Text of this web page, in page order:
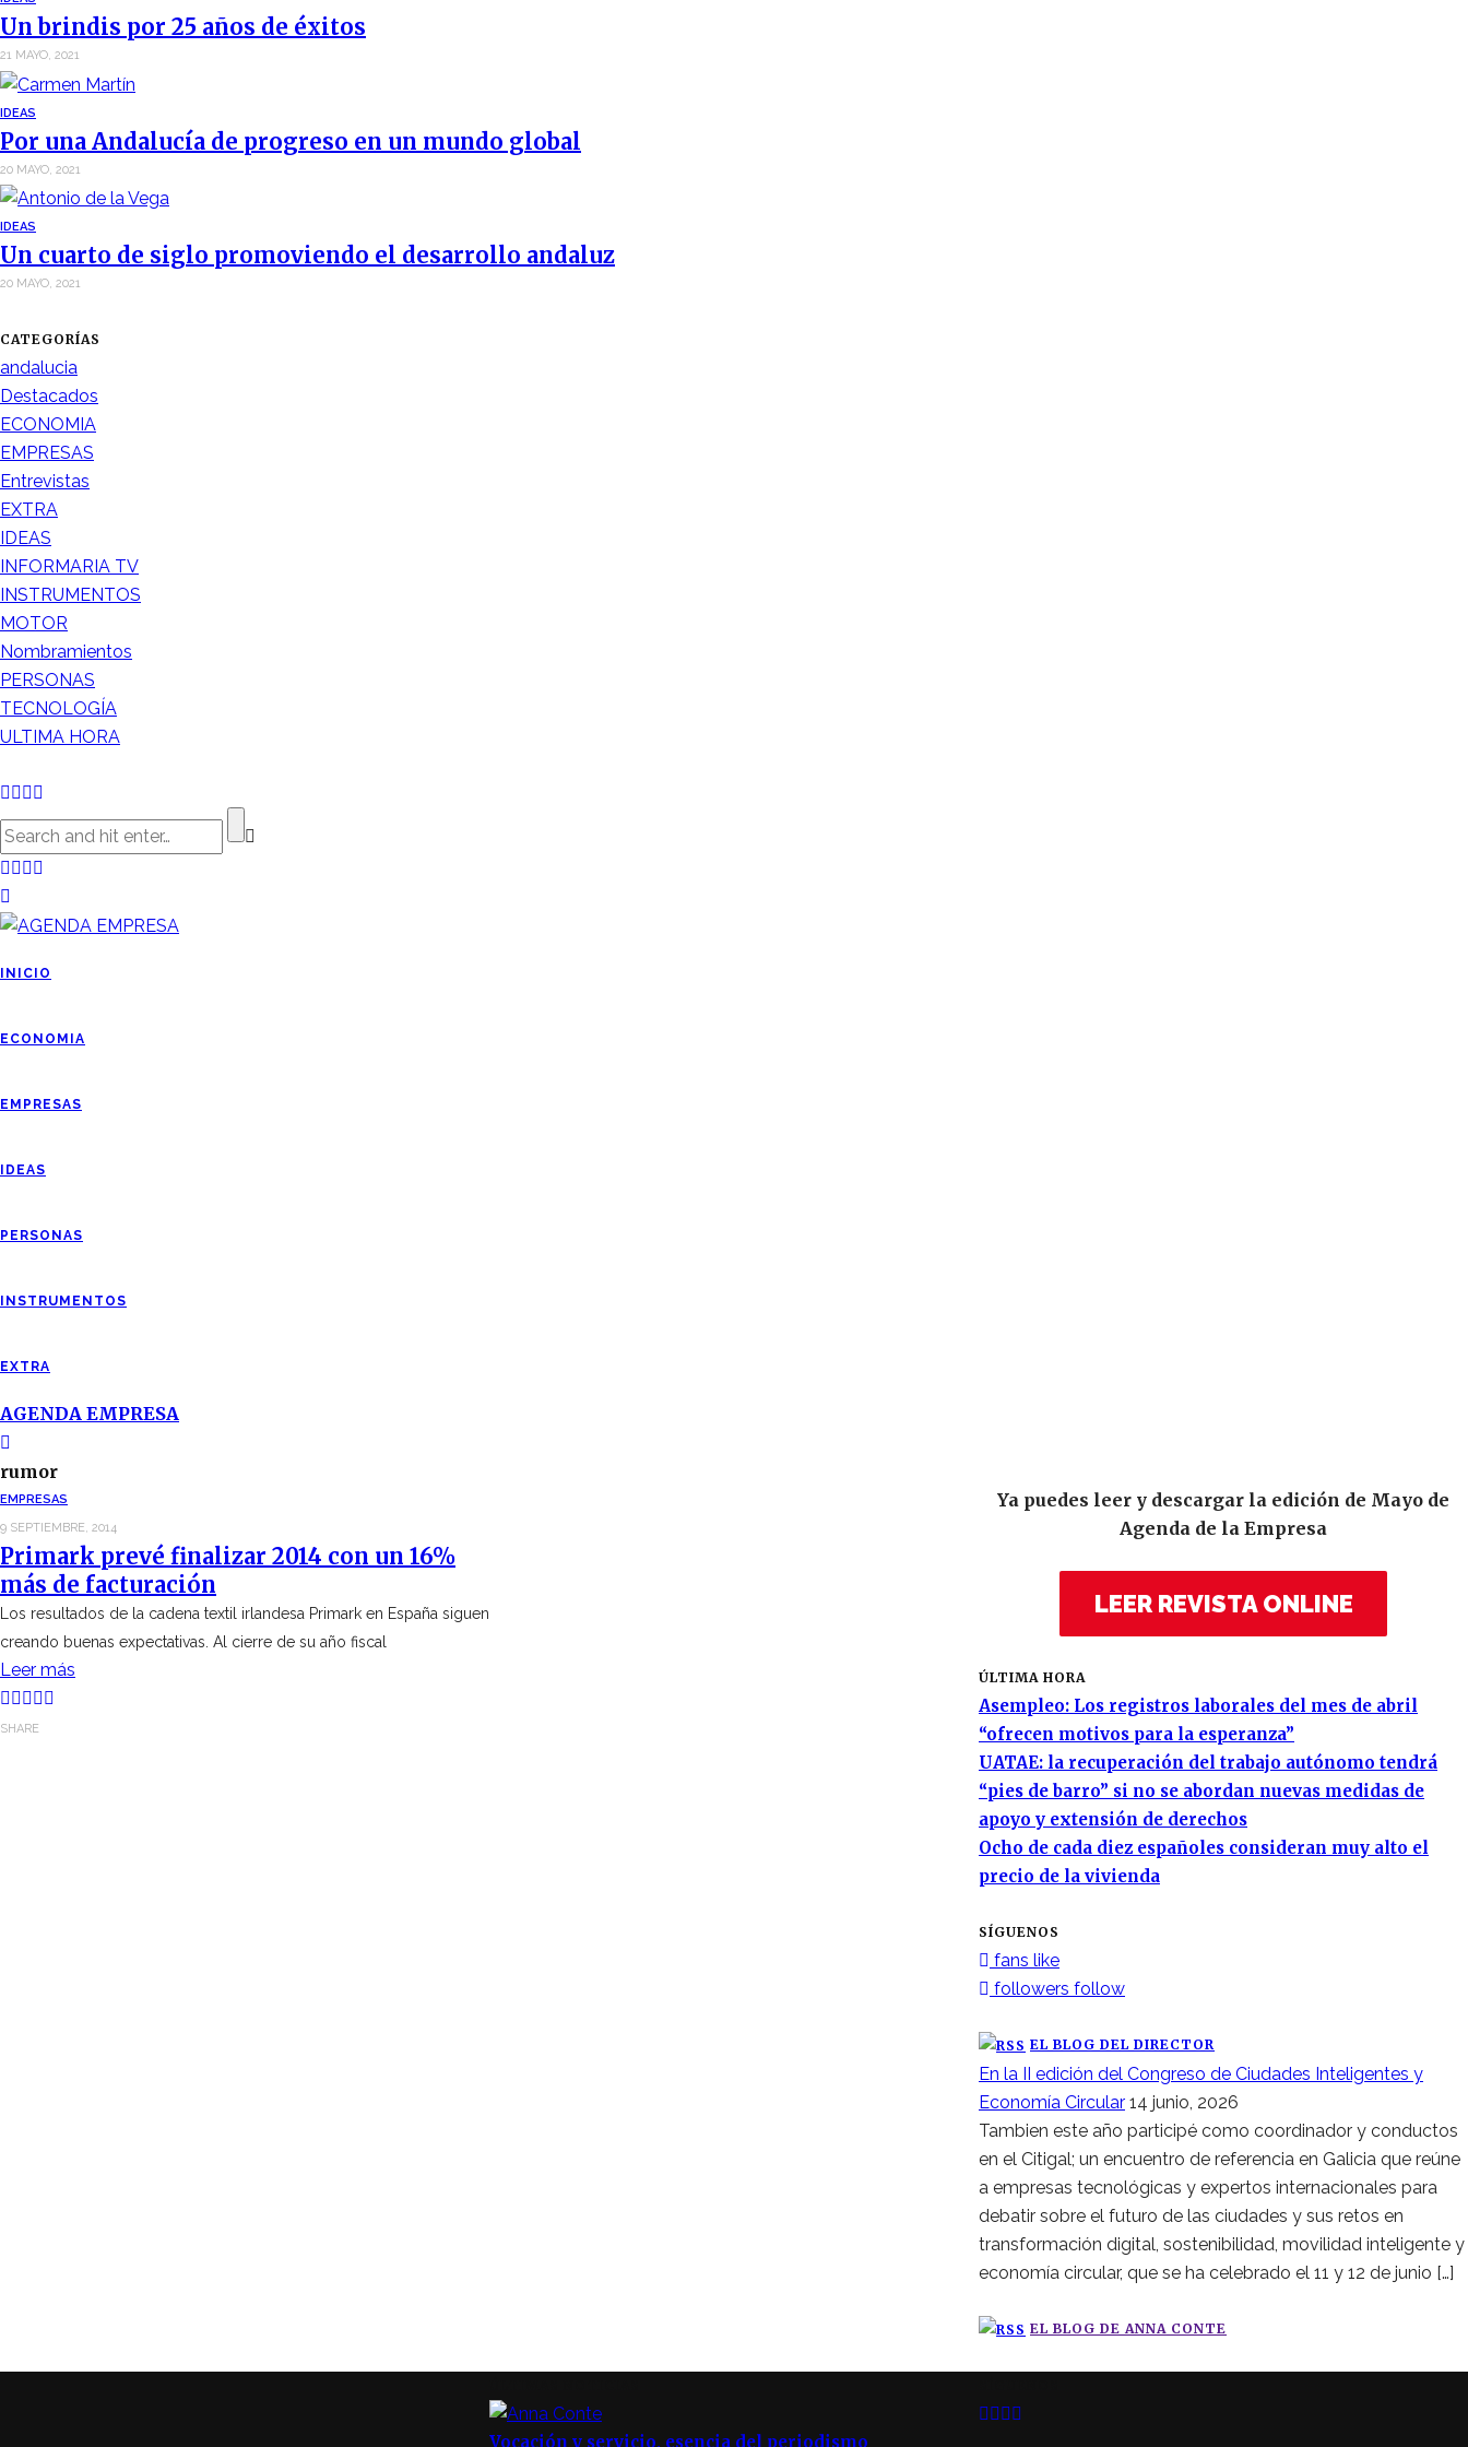
Un brindis por 25 años de éxitos
21 MAYO, 2021
IDEAS
Por una Andalucía de progreso en un mundo global
20 MAYO, 2021
IDEAS
Un cuarto de siglo promoviendo el desarrollo andaluz
20 MAYO, 2021
CATEGORÍAS
andalucia
Destacados
ECONOMIA
EMPRESAS
Entrevistas
EXTRA
IDEAS
INFORMARIA TV
INSTRUMENTOS
MOTOR
Nombramientos
PERSONAS
TECNOLOGÍA
ULTIMA HORA
INICIO
ECONOMIA
EMPRESAS
IDEAS
PERSONAS
INSTRUMENTOS
EXTRA
AGENDA EMPRESA
rumor
EMPRESAS
9 SEPTIEMBRE, 2014
Primark prevé finalizar 2014 con un 16%
más de facturación
Los resultados de la cadena textil irlandesa Primark en España siguen
creando buenas expectativas. Al cierre de su año fiscal
Leer más
SHARE
Ya puedes leer y descargar la edición de Mayo de
Agenda de la Empresa
LEER REVISTA ONLINE
ÚLTIMA HORA
Asempleo: Los registros laborales del mes de abril
“ofrecen motivos para la esperanza”
UATAE: la recuperación del trabajo autónomo tendrá
“pies de barro” si no se abordan nuevas medidas de
apoyo y extensión de derechos
Ocho de cada diez españoles consideran muy alto el
precio de la vivienda
SÍGUENOS
fans like
followers follow
EL BLOG DEL DIRECTOR
En la II edición del Congreso de Ciudades Inteligentes y
Economía Circular 14 junio, 2026
Tambien este año participé como coordinador y conductos
en el Citigal; un encuentro de referencia en Galicia que reúne
a empresas tecnológicas y expertos internacionales para
debatir sobre el futuro de las ciudades y sus retos en
transformación digital, sostenibilidad, movilidad inteligente y
economía circular, que se ha celebrado el 11 y 12 de junio […]
EL BLOG DE ANNA CONTE
Vocación y servicio, esencia del periodismo